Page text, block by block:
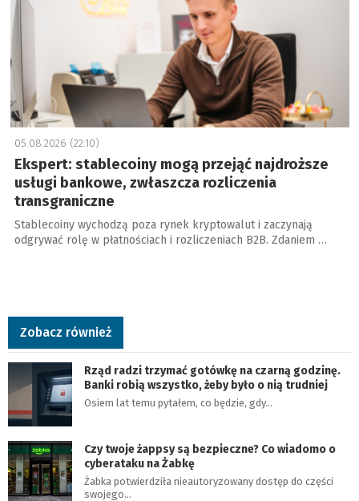
05.08.2026 (22:10)
Ekspert: stablecoiny mogą przejąć najdroższe
usługi bankowe, zwłaszcza rozliczenia
transgraniczne
Stablecoiny wychodzą poza rynek kryptowalut i zaczynają
odgrywać rolę w płatnościach i rozliczeniach B2B. Zdaniem …
Zobacz również
Rząd radzi trzymać gotówkę na czarną godzinę.
Banki robią wszystko, żeby było o nią trudniej
Osiem lat temu pytałem, co będzie, gdy…
Czy twoje żappsy są bezpieczne? Co wiadomo o
cyberataku na Żabkę
Żabka potwierdziła nieautoryzowany dostęp do części
swojego…